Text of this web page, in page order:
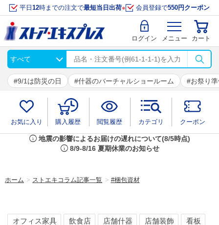
平日 12時までの注文で最短当日出荷※ 会員登録で550円クーポン
ログイン メニュー カート
9/1は防災の日 什器のバーチャルショールーム お祭り
お気に入り 購入履歴 閲覧履歴 カテゴリ クーポン
info 地震の影響によるお届けの遅れについて(8/5時点)
info 8/9-8/16 夏期休業のお知らせ
ホーム > ストエキコラム記事一覧 > #梱包資材
オフィス家具 飲食店 店舗什器 店舗装飾
看板